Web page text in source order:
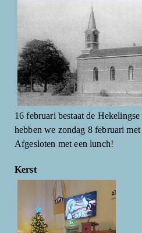
16 februari bestaat de
hebben we zondag 8 februari
Afgesloten met een lunch!
Kerst